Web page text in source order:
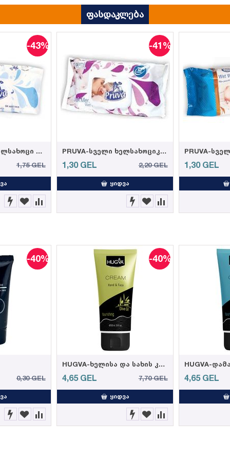
ფასდაკლება
-43%
PRUVA-სველი ხელსახოცი 64ც 35 გრ. (12)
1,75 GEL
-41%
PRUVA-სველი ხელსახოციკრემით 72ც 35 გრ. (12)
1,30 GEL 2,20 GEL
ᲧᲘᲓᲕᲐ
1,30 GEL
-40%
0,30 GEL
-40%
HUGVA-ხელისა და სახის კრემი ზეითუნის ზეთით 100მლ (12)
4,65 GEL 7,70 GEL
ᲧᲘᲓᲕᲐ
4,65 GEL